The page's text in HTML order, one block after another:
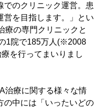
のクリニック運営。患
営を目指します。」とい
療の専門クリニックと
1院で185万人(※2008
を行ってまいりまし
治療に関する様々な情
の中には「いったいどの